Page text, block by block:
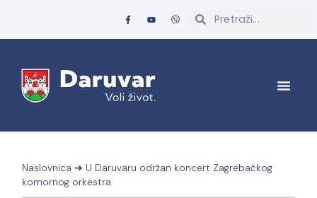
Naslovnica ➜ U Daruvaru održan koncert Zagrebačkog
komornog orkestra